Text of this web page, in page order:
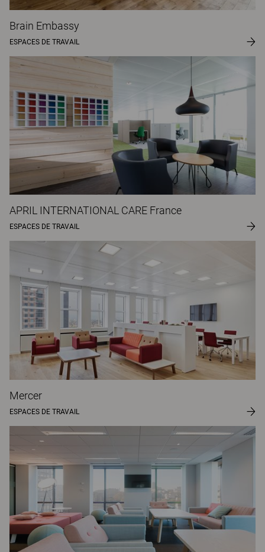
Brain Embassy
ESPACES DE TRAVAIL
APRIL INTERNATIONAL CARE France
ESPACES DE TRAVAIL
Mercer
ESPACES DE TRAVAIL